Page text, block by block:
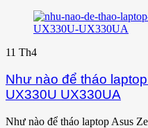
11 Th4
Như nào để tháo
UX330U UX330UA
Như nào để tháo laptop Asus